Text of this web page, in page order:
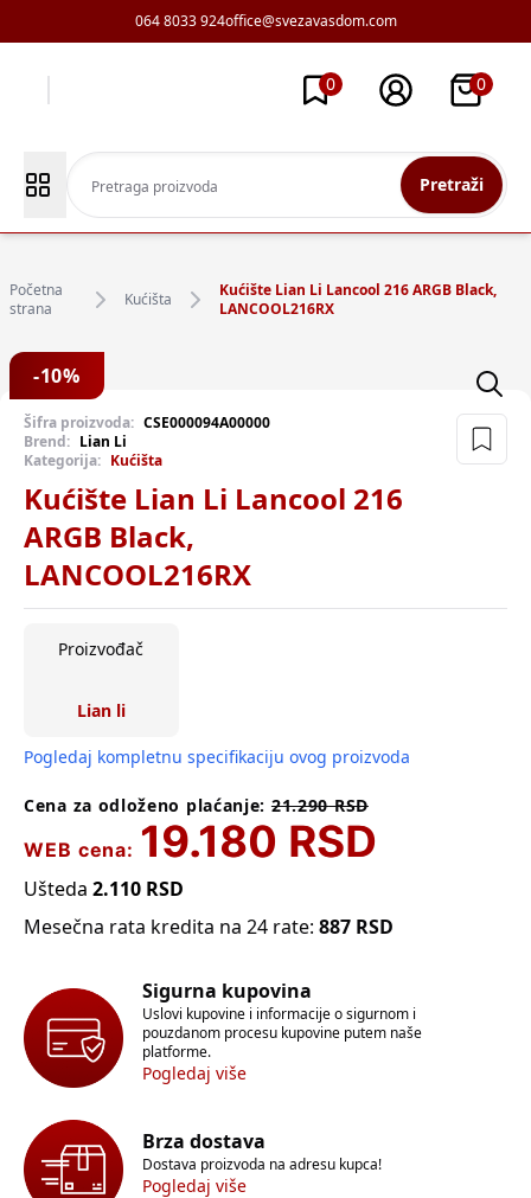
064 8033 924office@svezavasdom.com
0 0
Pretraži
Početna
strana
Kućišta
Kućište Lian Li Lancool 216 ARGB Black,
LANCOOL216RX
-10%
Šifra proizvoda: CSE000094A00000
Brend: Lian Li
Kategorija: Kućišta
Kućište Lian Li Lancool 216
ARGB Black,
LANCOOL216RX
Proizvođač
Lian li
Pogledaj kompletnu specifikaciju ovog proizvoda
Cena za odloženo plaćanje: 21.290RSD
WEB cena: 19.180 RSD
Ušteda 2.110 RSD
Mesečna rata kredita na 24 rate: 887 RSD
Sigurna kupovina
Uslovi kupovine i informacije o sigurnom i
pouzdanom procesu kupovine putem naše
platforme.
Pogledaj više
Brza dostava
Dostava proizvoda na adresu kupca!
Pogledaj više